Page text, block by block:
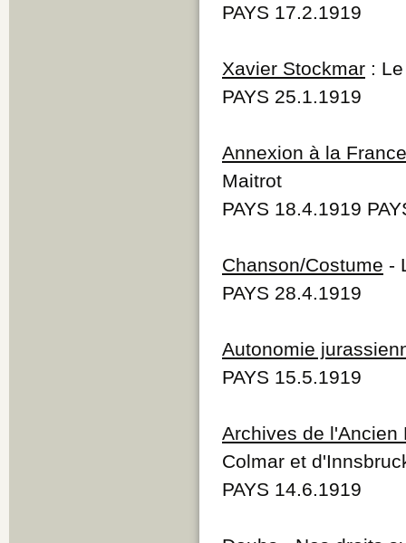
PAYS 17.2.1919
Xavier Stockmar :
PAYS 25.1.1919
Annexion à la France
Maitrot
PAYS 18.4.1919
Chanson/Costume -
PAYS 28.4.1919
Autonomie
PAYS 15.5.1919
Archives de l'Ancien
Colmar et
PAYS 14.6.1919